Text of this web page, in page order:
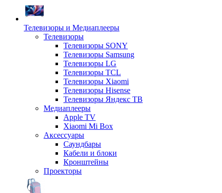
Телевизоры и Медиаплееры
Телевизоры
Телевизоры SONY
Телевизоры Samsung
Телевизоры LG
Телевизоры TCL
Телевизоры Xiaomi
Телевизоры Hisense
Телевизоры Яндекс ТВ
Медиаплееры
Apple TV
Xiaomi Mi Box
Аксессуары
Саундбары
Кабели и блоки
Кронштейны
Проекторы